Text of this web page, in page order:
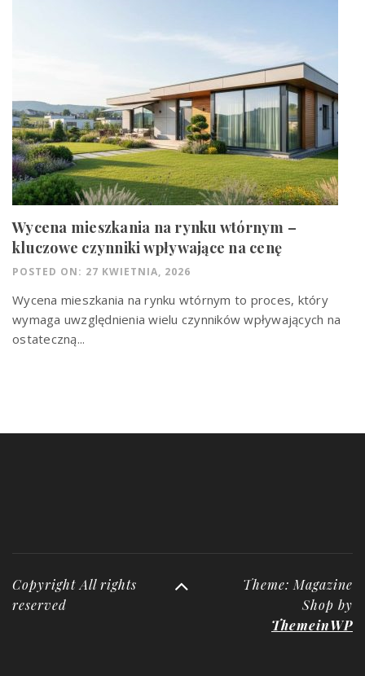
Wycena mieszkania na rynku wtórnym –
kluczowe czynniki wpływające na cenę
POSTED ON: 27 KWIETNIA, 2026
Wycena mieszkania na rynku wtórnym to proces, który
wymaga uwzględnienia wielu czynników wpływających na
ostateczną...
Copyright All rights
reserved
Theme: Magazine
Shop by
ThemeinWP